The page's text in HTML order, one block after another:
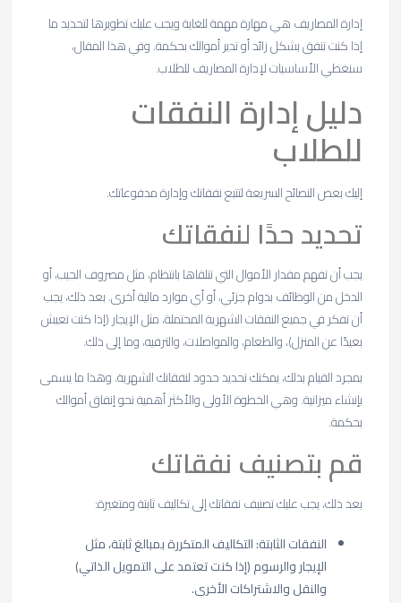
إدارة المصاريف هي مهارة مهمة للغاية ويجب عليك تطويرها لتحديد ما
إذا كنت تنفق بشكل زائد أو تدير أموالك بحكمة. وفي هذا المقال،
سنغطي الأساسيات لإدارة المصاريف للطلاب.
دليل إدارة النفقات
للطلاب
إليك بعض النصائح السريعة لتتبع نفقاتك وإدارة مدفوعاتك.
تحديد حدًا لنفقاتك
يجب أن تفهم مقدار الأموال التي تتلقاها بانتظام، مثل مصروف الجيب، أو
الدخل من الوظائف بدوام جزئي، أو أي موارد مالية أخرى. بعد ذلك، يجب
أن تفكر في جميع النفقات الشهرية المحتملة، مثل الإيجار (إذا كنت تعيش
بعيدًا عن المنزل)، والطعام، والمواصلات، والترفيه، وما إلى ذلك.
بمجرد القيام بذلك، يمكنك تحديد حدود لنفقاتك الشهرية. وهذا ما يسمى
بإنشاء ميزانية. وهي الخطوة الأولى والأكثر أهمية نحو إنفاق أموالك
بحكمة.
قم بتصنيف نفقاتك
بعد ذلك، يجب عليك تصنيف نفقاتك إلى تكاليف ثابتة ومتغيرة:
النفقات الثابتة: التكاليف المتكررة بمبالغ ثابتة، مثل
الإيجار والرسوم (إذا كنت تعتمد على التمويل الذاتي)
والنقل والاشتراكات الأخرى.